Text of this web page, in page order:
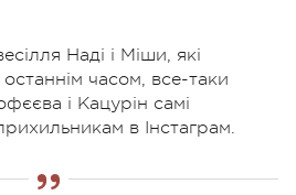
Наді і Міши, які
часом, все-таки
і Кацурін самі
в Інстаграм.